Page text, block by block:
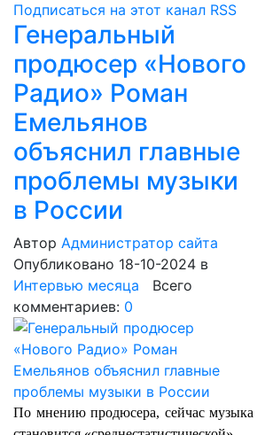
Подписаться на этот канал RSS
Генеральный
продюсер «Нового
Радио» Роман
Емельянов
объяснил главные
проблемы музыки
в России
Автор Администратор сайта
Опубликовано 18-10-2024 в
Интервью месяца Всего
комментариев: 0
По мнению продюсера, сейчас музыка